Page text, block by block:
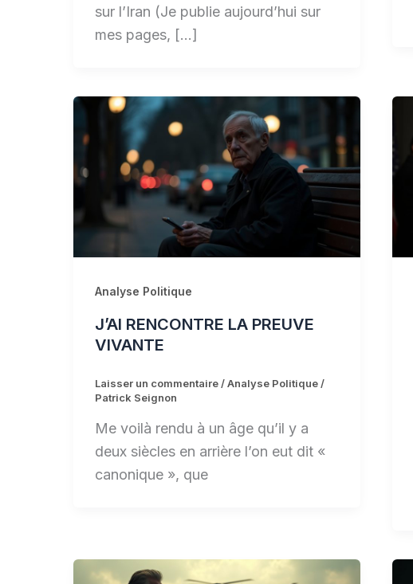
sur l’Iran (Je publie aujourd’hui sur
mes pages, […]
Analyse Politique
J’AI RENCONTRE LA PREUVE
VIVANTE
Laisser un commentaire /Analyse Politique /
Patrick Seignon
Me voilà rendu à un âge qu’il y a
deux siècles en arrière l’on eut dit «
canonique », que